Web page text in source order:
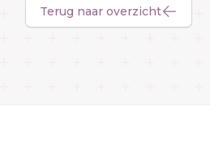
Terug naar overzicht